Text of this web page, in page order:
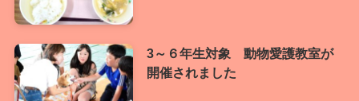
3～６年生対象 動物愛護教室が
開催されました